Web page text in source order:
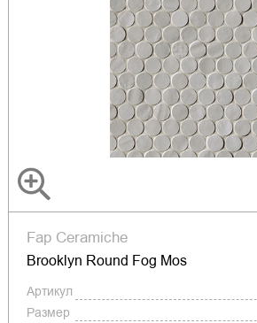
Fap Ceramiche
Brooklyn Round Fog Mos
Артикул
Размер